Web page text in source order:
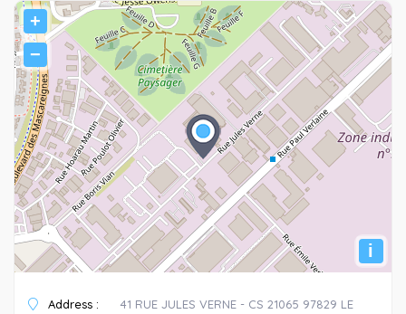
+
−
i
Address :
41 RUE JULES VERNE - CS 21065 97829 LE